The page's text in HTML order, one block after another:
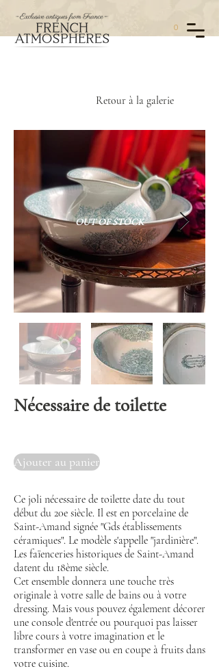
0
Retour à la galerie
OUT OF STOCK
Nécessaire de toilette
Ajouter au panier
Ce joli nécessaire de toilette date du tout
début du 20e siècle. Il est en porcelaine de
Saint-Amand signée "Gds établissements
céramiques". Le modèle s'appelle "jardinière".
Les faïenceries historiques de Saint-Amand
datent du 18ème siècle.
Cet ensemble donnera une touche très
originale à votre salle de bains ou à votre
dressing. Mais vous pouvez également décorer
une console d'entrée ou pourquoi pas laisser
libre cours à votre imagination et le
transformer en vase ou en coupe à fruits dans
votre cuisine.